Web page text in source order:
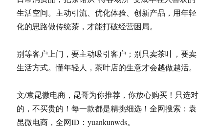
生活空间。主动引流、优化体验、创新产品，用年轻
化的思路做传统茶，才能打破经营困局。
别等客户上门，要主动吸引客户；别只卖茶叶，要卖
生活方式。懂年轻人，茶叶店的生意才会越做越活。
文/袁昆微电商，昆哥为你推荐，你放心购买！只选对
的，不买贵的！每一款都是精挑细选！全网搜索：袁
昆微电商，全网ID：yuankunwds。